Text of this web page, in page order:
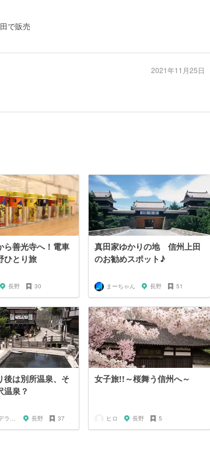
で販売
2021年11月25日
ら善光寺へ！電車
ひとり旅
長野 30
真田家ゆかりの地 信州上田
のお勧めスポット♪
まーちゃん 長野 51
後は別所温泉、そ
温泉？
サンタ・デラックス 長野 37
女子旅!!～桜舞う信州へ～
ヒロ 長野 5